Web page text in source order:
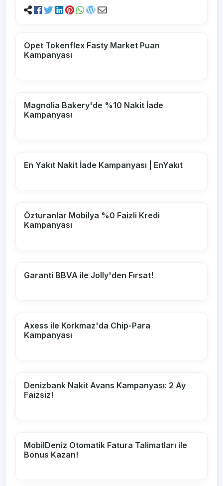
Opet Tokenflex Fasty Market Puan
Kampanyası
Magnolia Bakery'de %10 Nakit İade
Kampanyası
En Yakıt Nakit İade Kampanyası | EnYakıt
Özturanlar Mobilya %0 Faizli Kredi
Kampanyası
Garanti BBVA ile Jolly'den Fırsat!
Axess ile Korkmaz'da Chip-Para
Kampanyası
Denizbank Nakit Avans Kampanyası: 2 Ay
Faizsiz!
MobilDeniz Otomatik Fatura Talimatları ile
Bonus Kazan!